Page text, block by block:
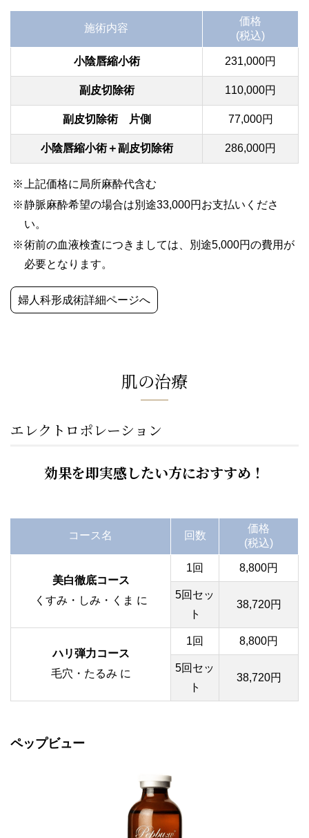
施術内容
価格
(税込)
小陰唇縮小術 231,000円
副皮切除術 110,000円
副皮切除術 片側 77,000円
小陰唇縮小術＋副皮切除術 286,000円
上記価格に局所麻酔代含む
静脈麻酔希望の場合は別途33,000円お支払いくださ
い。
術前の血液検査につきましては、別途5,000円の費用が
必要となります。
婦人科形成術詳細ページへ
肌の治療
エレクトロポレーション
効果を即実感したい方におすすめ！
コース名 回数
価格
(税込)
美白徹底コース
くすみ・しみ・くま に
1回 8,800円
5回セッ
ト
38,720円
ハリ弾力コース
毛穴・たるみ に
1回 8,800円
5回セッ
ト
38,720円
ペップビュー